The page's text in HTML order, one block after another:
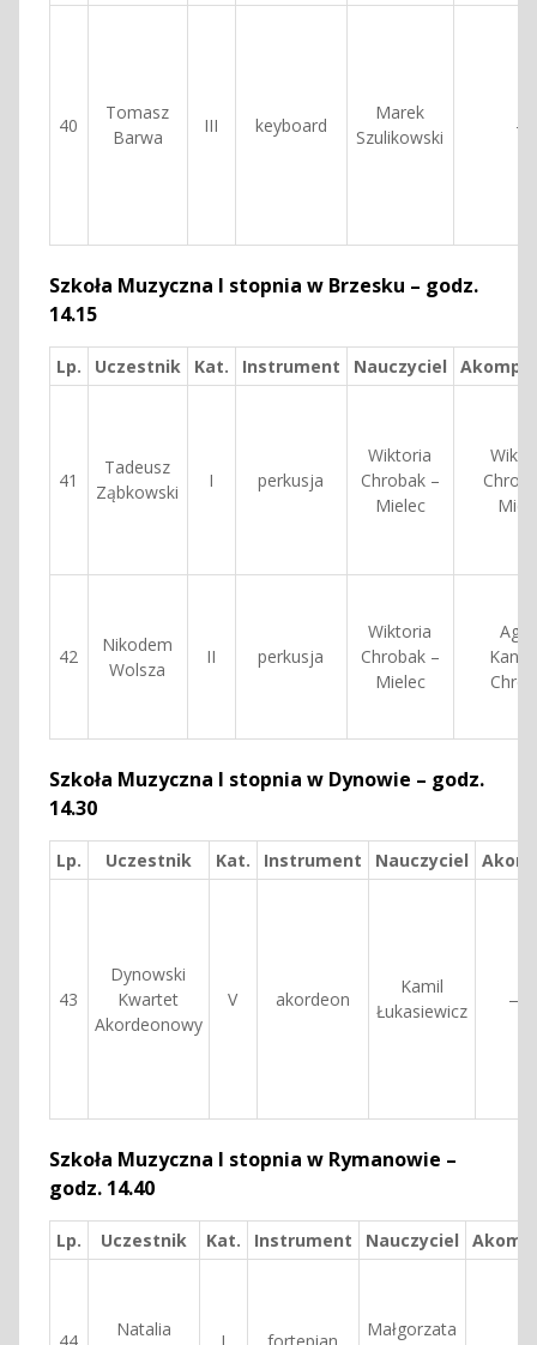
40
Tomasz
Barwa
III keyboard
Marek
Szulikowski
—
Szkoła Muzyczna I stopnia w Brzesku – godz.
14.15
Lp. Uczestnik Kat. Instrument Nauczyciel
41
Tadeusz
Ząbkowski
I perkusja
Wiktoria
Chrobak –
Mielec
42
Nikodem
Wolsza
II perkusja
Wiktoria
Chrobak –
Mielec
Szkoła Muzyczna I stopnia w Dynowie – godz.
14.30
Lp. Uczestnik Kat. Instrument Nauczyciel
43
Dynowski
Kwartet
Akordeonowy
V akordeon
Kamil
Łukasiewicz
—
Szkoła Muzyczna I stopnia w Rymanowie –
godz. 14.40
Lp. Uczestnik Kat. Instrument Nauczyciel
Natalia
Małgorzata